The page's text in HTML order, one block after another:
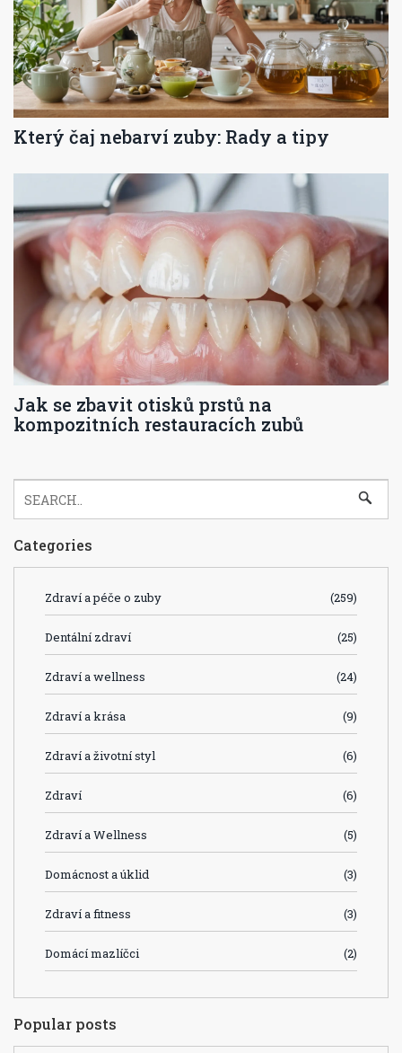
Který čaj nebarví zuby: Rady a tipy
Jak se zbavit otisků prstů na
kompozitních restauracích zubů
Categories
Zdraví a péče o zuby (259)
Dentální zdraví (25)
Zdraví a wellness (24)
Zdraví a krása (9)
Zdraví a životní styl (6)
Zdraví (6)
Zdraví a Wellness (5)
Domácnost a úklid (3)
Zdraví a fitness (3)
Domácí mazlíčci (2)
Popular posts